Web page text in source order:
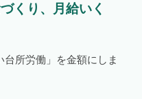
くり、月給いく
台所労働」を金額にしま